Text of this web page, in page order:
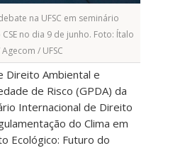
na UFSC em seminário
no dia 9 de junho. Foto: Ítalo
/ UFSC
Direito Ambiental e
de Risco (GPDA) da
Internacional de Direito
do Clima em
Ecológico: Futuro do